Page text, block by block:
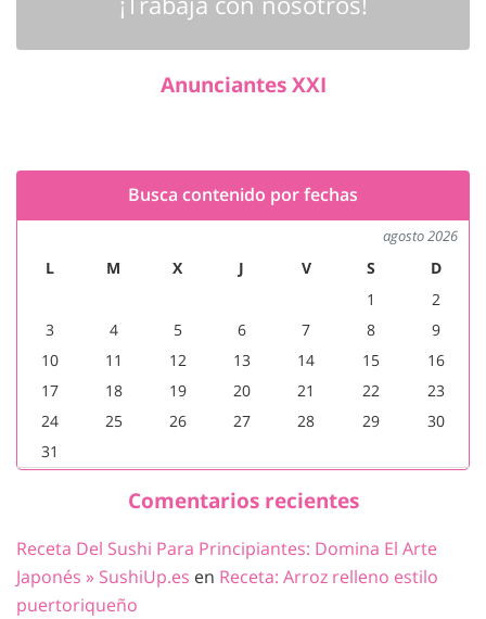
Anunciantes XXI
Busca contenido por fechas
agosto 2026
L M X J V S
D
1
2
3
4 5 6 7 8
9
10
11 12 13 14 15
16
17
18 19 20 21 22
23
24
25 26 27 28 29
30
31
Comentarios recientes
Receta Del Sushi Para Principiantes: Domina El Arte
Japonés » SushiUp.es en Receta: Arroz relleno estilo
puertoriqueño